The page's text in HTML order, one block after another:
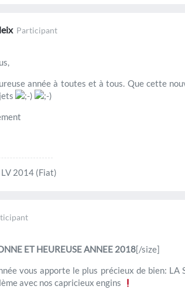
Participant
année à toutes et à tous. Que cette
LV 2014 (Fiat)
ET HEUREUSE ANNEE 2018[/size]
vous apporte le plus précieux de bien: LA
avec nos capricieux engins